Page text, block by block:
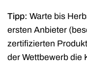
Tipp: Warte bis
ersten Anbieter
zertifizierten
der Wettbewerb die